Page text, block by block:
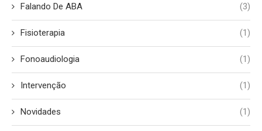
Falando De ABA (3)
Fisioterapia (1)
Fonoaudiologia (1)
Intervenção (1)
Novidades (1)